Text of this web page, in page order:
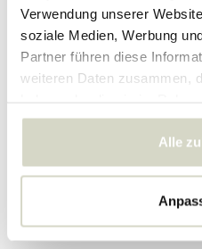
Verwendung unserer
soziale Medien, Werbung
Partner führen diese
weiteren Daten zusammen,
gesammelt haben.
Alle
Tragbare Tischleuchte
Panthella 250, opak
indigoblau
292.00 €
Inkl. MwSt.